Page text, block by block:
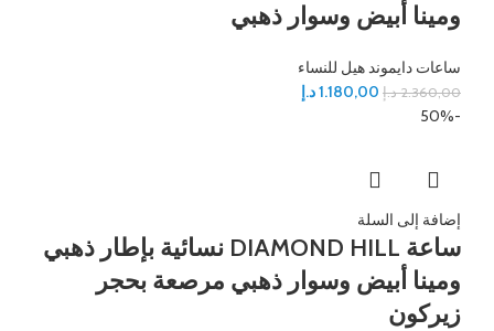
ومينا أبيض وسوار ذهبي
ساعات دايموند هيل للنساء
2.360,00 د.إ 1.180,00د.إ
-50%
إضافة إلى السلة
ساعة DIAMOND HILL نسائية بإطار ذهبي
ومينا أبيض وسوار ذهبي مرصعة بحجر
زيركون